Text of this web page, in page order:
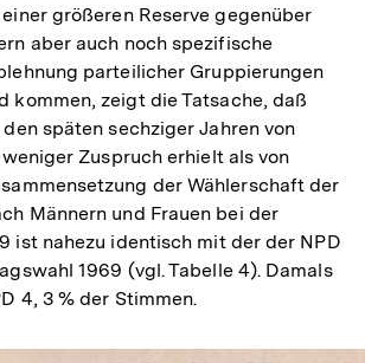
größeren Reserve gegenüber
aber auch noch spezifische
parteilicher Gruppierungen
kommen, zeigt die Tatsache, daß
späten sechziger Jahren von
Zuspruch erhielt als von
der Wählerschaft der
Männern und Frauen bei der
ist nahezu identisch mit der der NPD
1969 (vgl. Tabelle 4). Damals
4, 3 % der Stimmen.